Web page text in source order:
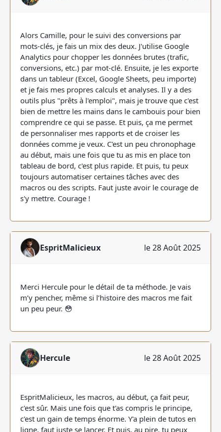
Alors Camille, pour le suivi des conversions par
mots-clés, je fais un mix des deux. J'utilise Google
Analytics pour chopper les données brutes (trafic,
conversions, etc.) par mot-clé. Ensuite, je les exporte
dans un tableur (Excel, Google Sheets, peu importe)
et je fais mes propres calculs et analyses. Il y a des
outils plus "prêts à l'emploi", mais je trouve que c'est
bien de mettre les mains dans le cambouis pour bien
comprendre ce qui se passe. Et puis, ça me permet
de personnaliser mes rapports et de croiser les
données comme je veux. C'est un peu chronophage
au début, mais une fois que tu as mis en place ton
tableau de bord, c'est plus rapide. Et puis, tu peux
toujours automatiser certaines tâches avec des
macros ou des scripts. Faut juste avoir le courage de
s'y mettre. Courage !
EspritMalicieux le 28 Août 2025
Merci Hercule pour le détail de ta méthode. Je vais
m’y pencher, même si l’histoire des macros me fait
un peu peur. 😳
Hercule le 28 Août 2025
EspritMalicieux, les macros, au début, ça fait peur,
c'est sûr. Mais une fois que t'as compris le principe,
c'est un gain de temps énorme. Y'a plein de tutos en
ligne, faut juste se lancer. Et puis, au pire, tu peux